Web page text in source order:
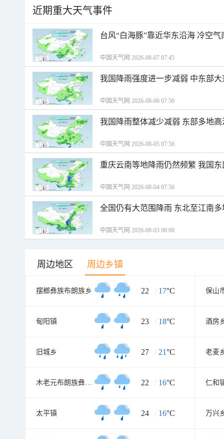
近期重大天气事件
台风“白海豚”靠近华东沿海 冷空
中国天气网 2026-08-07 07:45
我国降雨强度进一步减弱 中东部
中国天气网 2026-08-06 07:50
我国降雨整体减少减弱 东部多地
中国天气网 2026-08-05 07:56
重庆云南等地降雨仍然频繁 我国
中国天气网 2026-08-04 07:56
全国仍有大范围降雨 东北至江南
中国天气网 2026-08-03 08:00
周边地区 周边乡镇
摆榔彝族布朗族乡 22 / 17°C
甸阳镇 23 / 18°C 酒房
旧城乡 27 / 21°C 老麦
木老元布朗族彝族乡 22 / 16°C 仁和
太平镇 24 / 16°C 万兴